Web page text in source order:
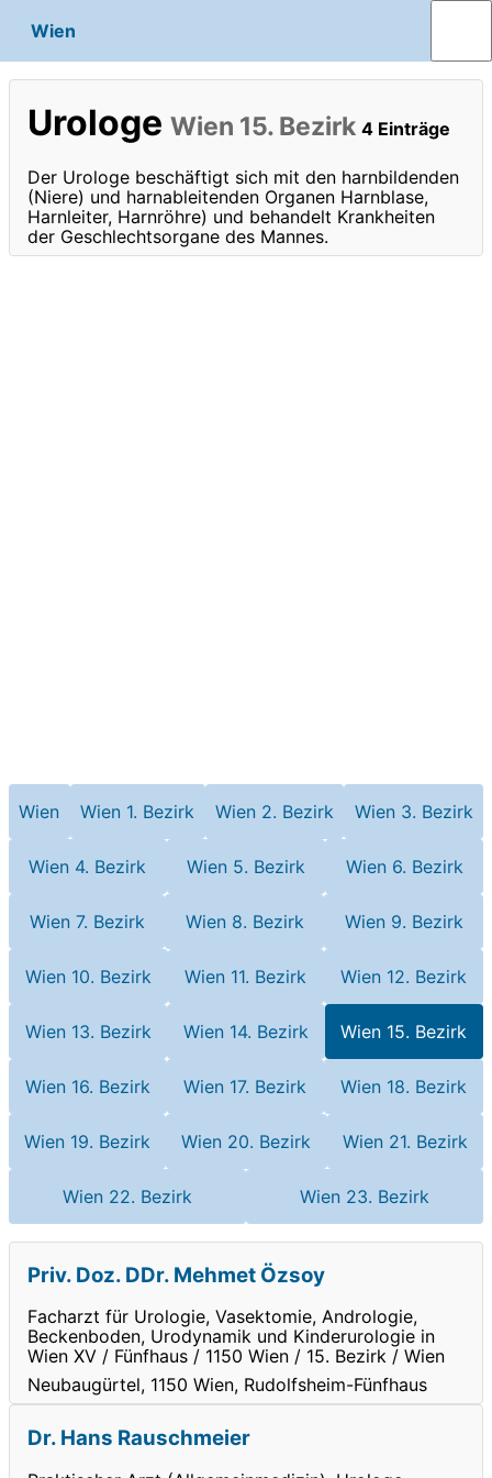
Wien
Urologe Wien 15. Bezirk 4 Einträge
Der Urologe beschäftigt sich mit den harnbildenden
(Niere) und harnableitenden Organen Harnblase,
Harnleiter, Harnröhre) und behandelt Krankheiten
der Geschlechtsorgane des Mannes.
Wien Wien 1. Bezirk Wien 2. Bezirk Wien 3. Bezirk
Wien 4. Bezirk Wien 5. Bezirk Wien 6. Bezirk
Wien 7. Bezirk Wien 8. Bezirk Wien 9. Bezirk
Wien 10. Bezirk Wien 11. Bezirk Wien 12. Bezirk
Wien 13. Bezirk Wien 14. Bezirk Wien 15. Bezirk
Wien 16. Bezirk Wien 17. Bezirk Wien 18. Bezirk
Wien 19. Bezirk Wien 20. Bezirk Wien 21. Bezirk
Wien 22. Bezirk Wien 23. Bezirk
Priv. Doz. DDr. Mehmet Özsoy
Facharzt für Urologie, Vasektomie, Andrologie,
Beckenboden, Urodynamik und Kinderurologie in
Wien XV / Fünfhaus / 1150 Wien / 15. Bezirk / Wien
Neubaugürtel, 1150 Wien, Rudolfsheim-Fünfhaus
Dr. Hans Rauschmeier